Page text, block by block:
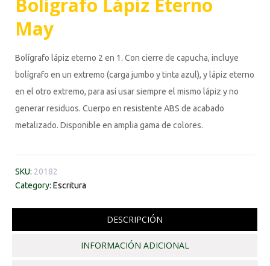
Bolígrafo Lápiz Eterno
May
Bolígrafo lápiz eterno 2 en 1. Con cierre de capucha, incluye
bolígrafo en un extremo (carga jumbo y tinta azul), y lápiz eterno
en el otro extremo, para así usar siempre el mismo lápiz y no
generar residuos. Cuerpo en resistente ABS de acabado
metalizado. Disponible en amplia gama de colores.
SKU: 20182
Category: Escritura
DESCRIPCIÓN
INFORMACIÓN ADICIONAL